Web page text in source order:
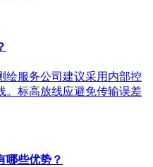
绘服务公司建议采用内部控
。标高放线应避免传输误差
哪些优势？